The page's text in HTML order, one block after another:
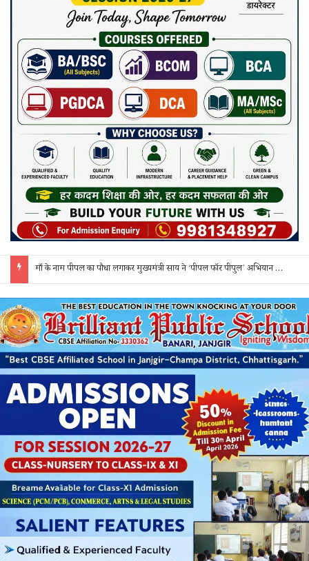
साय कैबिनेट के 7 बड़े फैसले: 500 करोड़ के AI मिशन, BEML प्लांट समेत कई अहम प्रस्तावों को मंजूरी